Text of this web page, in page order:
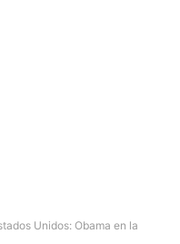
Unidos: Obama en la